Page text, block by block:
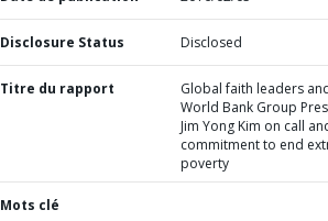
Disclosure Status Disclosed
Titre du rapport
Global faith leaders
World Bank Group
Jim Yong Kim on call
commitment to end
poverty
Mots clé